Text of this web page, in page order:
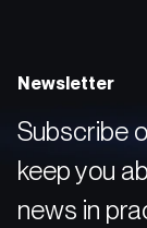
Newsletter
Subscribe
keep you
news in